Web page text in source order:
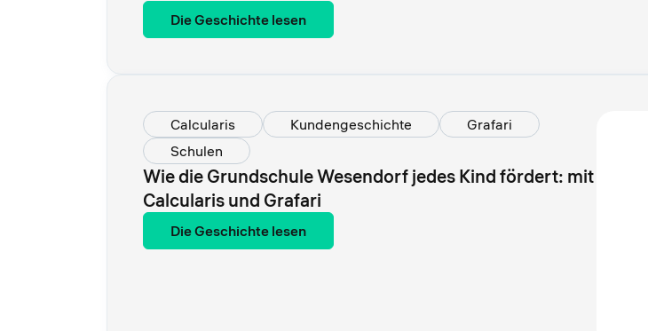
Die Geschichte lesen
Calcularis Kundengeschichte
Grafari
Schulen
Wie die Grundschule Wesendorf jedes Kind fördert: mit
Calcularis und Grafari
Die Geschichte lesen